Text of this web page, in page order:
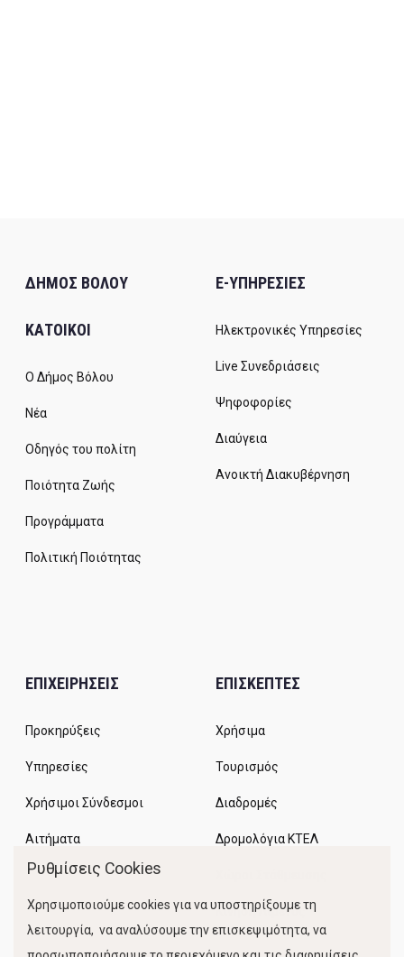
ΔΗΜΟΣ ΒΟΛΟΥ
ΚΑΤΟΙΚΟΙ
Ο Δήμος Βόλου
Νέα
Οδηγός του πολίτη
Ποιότητα Ζωής
Προγράμματα
Πολιτική Ποιότητας
E-ΥΠΗΡΕΣΙΕΣ
Ηλεκτρονικές Υπηρεσίες
Live Συνεδριάσεις
Ψηφοφορίες
Διαύγεια
Ανοικτή Διακυβέρνηση
ΕΠΙΧΕΙΡΗΣΕΙΣ
Προκηρύξεις
Υπηρεσίες
Χρήσιμοι Σύνδεσμοι
Αιτήματα
ΕΠΙΣΚΕΠΤΕΣ
Χρήσιμα
Τουρισμός
Διαδρομές
Δρομολόγια ΚΤΕΛ
Κίνηση Λιμένος
Ρυθμίσεις Cookies
Χρησιμοποιούμε cookies για να υποστηρίξουμε τη
λειτουργία, να αναλύσουμε την επισκεψιμότητα, να